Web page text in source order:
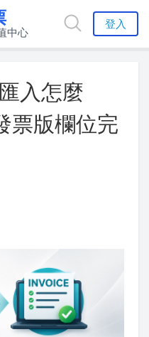
中心
登入
入怎麼
票版欄位完